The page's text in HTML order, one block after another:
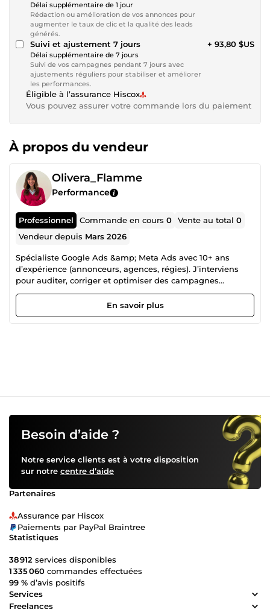
Délai supplémentaire de 1 jour
Rédaction ou amélioration de vos annonces pour
augmenter le taux de clic et la qualité des leads
générés.
Suivi et ajustement 7 jours
Délai supplémentaire de 7 jours
Suivi de vos campagnes pendant 7 jours avec
ajustements réguliers pour stabiliser et améliorer
les performances.
+ 93,80 $US
Éligible à l’assurance Hiscox
Vous pouvez assurer votre commande lors du paiement
À propos du vendeur
Olivera_Flamme
Performance
Professionnel Commande en cours0 Vente au total0
Vendeur depuis Mars 2026
Spécialiste Google Ads &amp; Meta Ads avec 10+ ans
d’expérience (annonceurs, agences, régies). J’interviens
pour auditer, corriger et optimiser des campagnes
existantes ou lancer des dispositifs d’acquisition
performants. J’accompagne principalement sur : • Google
Ads (Search) • Meta Ads (Facebook / Instagram) • Tracking
En savoir plus
Besoin d’aide ?
Notre service clients est à votre disposition
sur notre centre d’aide
Partenaires
Assurance par Hiscox
Paiements par PayPal Braintree
Statistiques
38 912 services disponibles
1 335 060 commandes effectuées
99 % d’avis positifs
Services
Freelances